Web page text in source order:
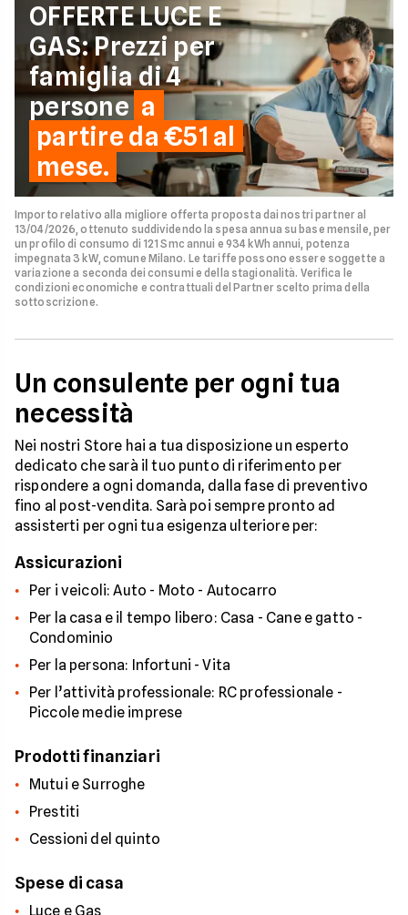
OFFERTE LUCE E
GAS: Prezzi per
famiglia di 4
persone a
partire da €51 al
mese.
Importo relativo alla migliore offerta proposta dai nostri partner al
13/04/2026, ottenuto suddividendo la spesa annua su base mensile, per
un profilo di consumo di 121 Smc annui e 934 kWh annui, potenza
impegnata 3 kW, comune Milano. Le tariffe possono essere soggette a
variazione a seconda dei consumi e della stagionalità. Verifica le
condizioni economiche e contrattuali del Partner scelto prima della
sottoscrizione.
Un consulente per ogni tua
necessità
Nei nostri Store hai a tua disposizione un esperto
dedicato che sarà il tuo punto di riferimento per
rispondere a ogni domanda, dalla fase di preventivo
fino al post-vendita. Sarà poi sempre pronto ad
assisterti per ogni tua esigenza ulteriore per:
Assicurazioni
Per i veicoli: Auto - Moto - Autocarro
Per la casa e il tempo libero: Casa - Cane e gatto -
Condominio
Per la persona: Infortuni - Vita
Per l’attività professionale: RC professionale -
Piccole medie imprese
Prodotti finanziari
Mutui e Surroghe
Prestiti
Cessioni del quinto
Spese di casa
Luce e Gas